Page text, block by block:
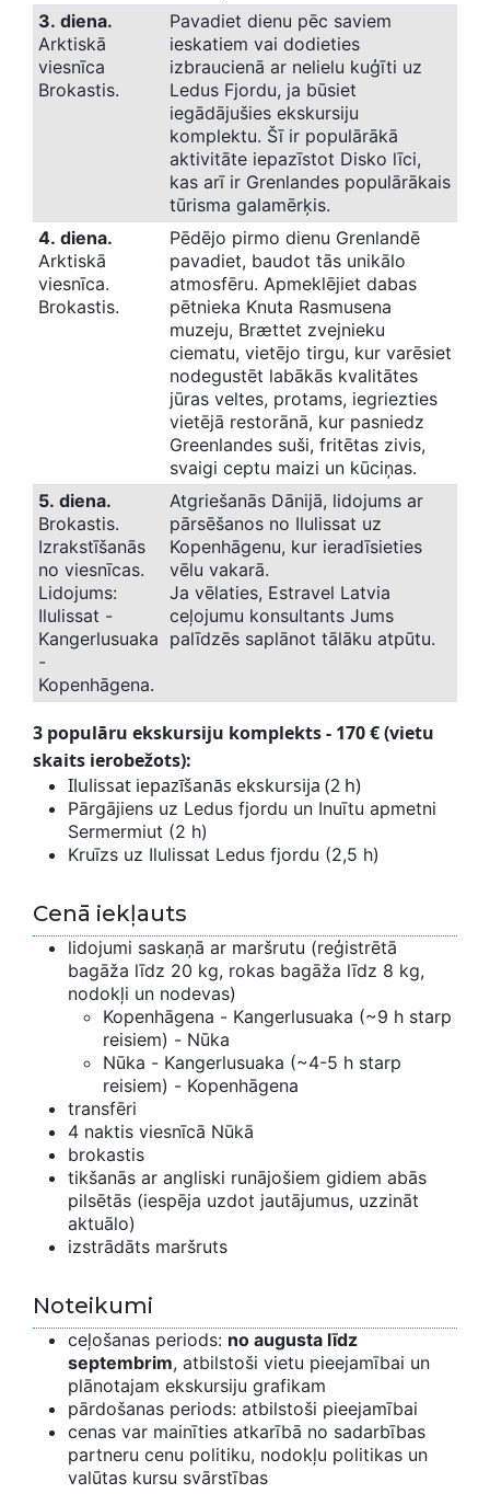
3. diena.
Arktiskā
viesnīca
Brokastis.
Pavadiet dienu pēc saviem
ieskatiem vai dodieties
izbraucienā ar nelielu kuģīti uz
Ledus Fjordu, ja būsiet
iegādājušies ekskursiju
komplektu. Šī ir populārākā
aktivitāte iepazīstot Disko līci,
kas arī ir Grenlandes populārākais
tūrisma galamērķis.
4. diena.
Arktiskā
viesnīca.
Brokastis.
Pēdējo pirmo dienu Grenlandē
pavadiet, baudot tās unikālo
atmosfēru. Apmeklējiet dabas
pētnieka Knuta Rasmusena
muzeju, Brættet zvejnieku
ciematu, vietējo tirgu, kur varēsiet
nodegustēt labākās kvalitātes
jūras veltes, protams, iegriezties
vietējā restorānā, kur pasniedz
Greenlandes suši, fritētas zivis,
svaigi ceptu maizi un kūciņas.
5. diena.
Brokastis.
Izrakstīšanās
no viesnīcas.
Lidojums:
Ilulissat -
Kangerlusuaka
-
Kopenhāgena.
Atgriešanās Dānijā, lidojums ar
pārsēšanos no Ilulissat uz
Kopenhāgenu, kur ieradīsieties
vēlu vakarā.
Ja vēlaties, Estravel Latvia
ceļojumu konsultants Jums
palīdzēs saplānot tālāku atpūtu.
3 populāru ekskursiju komplekts - 170 € (vietu
skaits ierobežots):
Ilulissat iepazīšanās ekskursija (2 h)
Pārgājiens uz Ledus fjordu un Inuītu apmetni
Sermermiut (2 h)
Kruīzs uz Ilulissat Ledus fjordu (2,5 h)
Cenā iekļauts
lidojumi saskaņā ar maršrutu (reģistrētā
bagāža līdz 20 kg, rokas bagāža līdz 8 kg,
nodokļi un nodevas)
Kopenhāgena - Kangerlusuaka (~9 h starp
reisiem) - Nūka
Nūka - Kangerlusuaka (~4-5 h starp
reisiem) - Kopenhāgena
transfēri
4 naktis viesnīcā Nūkā
brokastis
tikšanās ar angliski runājošiem gidiem abās
pilsētās (iespēja uzdot jautājumus, uzzināt
aktuālo)
izstrādāts maršruts
Noteikumi
ceļošanas periods: no augusta līdz
septembrim, atbilstoši vietu pieejamībai un
plānotajam ekskursiju grafikam
pārdošanas periods: atbilstoši pieejamībai
cenas var mainīties atkarībā no sadarbības
partneru cenu politiku, nodokļu politikas un
valūtas kursu svārstības